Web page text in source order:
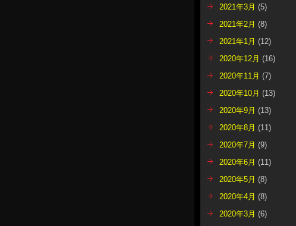
2021年3月 (5)
2021年2月 (8)
2021年1月 (12)
2020年12月 (16)
2020年11月 (7)
2020年10月 (13)
2020年9月 (13)
2020年8月 (11)
2020年7月 (9)
2020年6月 (11)
2020年5月 (8)
2020年4月 (8)
2020年3月 (6)